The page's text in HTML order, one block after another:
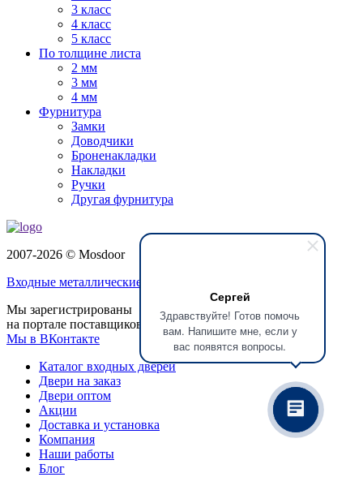
Сергей
Здравствуйте! Готов помочь
вам. Напишите мне, если у
вас появятся вопросы.
3 класс
4 класс
5 класс
По толщине листа
2 мм
3 мм
4 мм
Фурнитура
Замки
Доводчики
Броненакладки
Накладки
Ручки
Другая фурнитура
2007-2026 © Mosdoor
Входные металлические двери
Мы зарегистрированы
на портале поставщиков
Мы в ВКонтакте
Каталог входных дверей
Двери на заказ
Двери оптом
Акции
Доставка и установка
Компания
Наши работы
Блог